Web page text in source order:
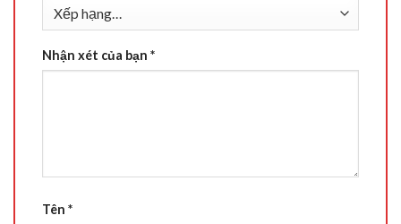
Nhận xét của bạn *
Tên *